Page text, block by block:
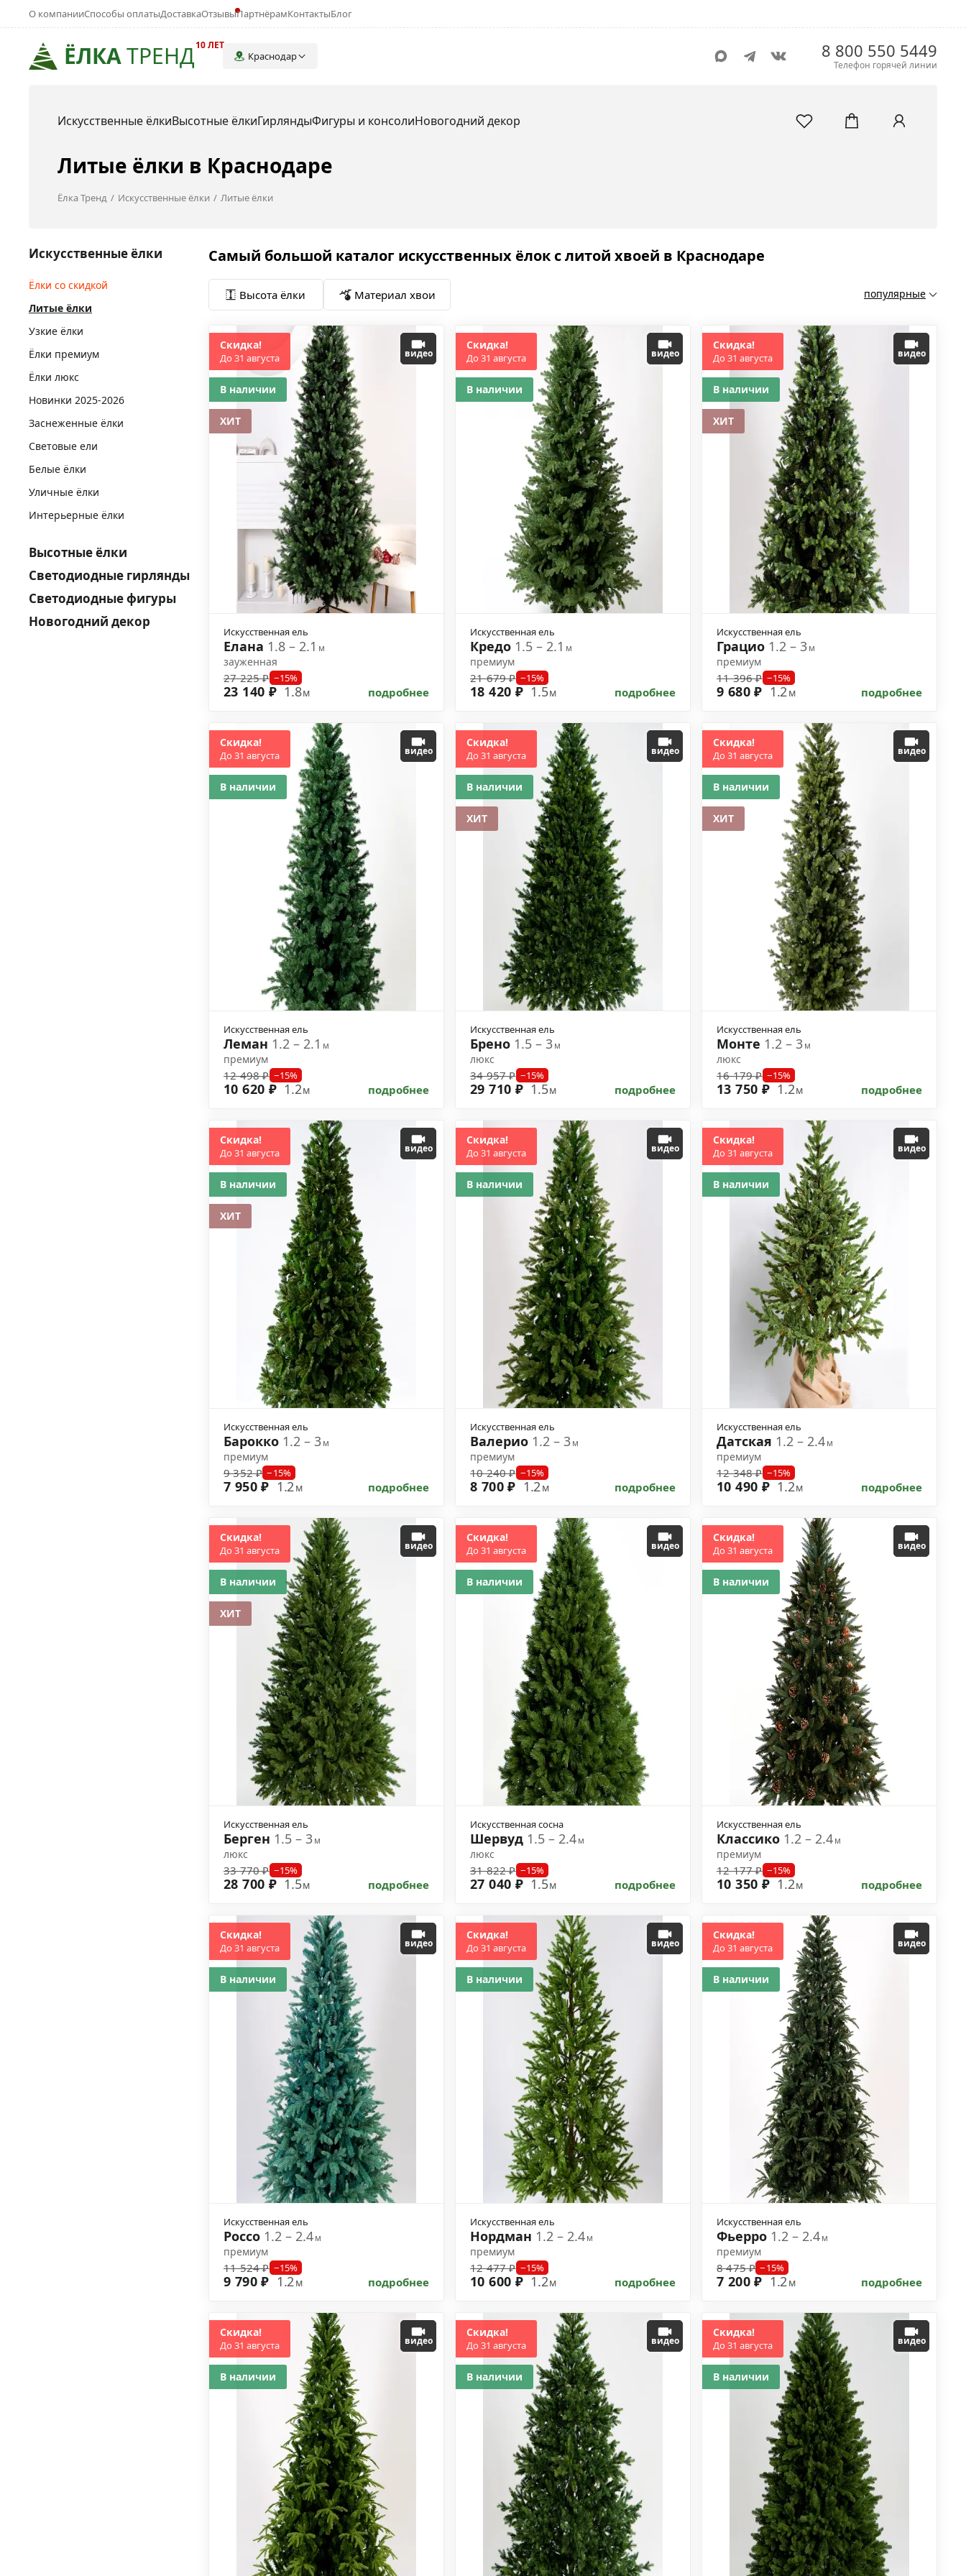
ЁЛКАТРЕНД10 ЛЕТ
Краснодар
О компанииСпособы оплатыДоставкаОтзывыПартнёрамКонтактыБлог
8 800 550 5449
Телефон горячей линии
Искусственные ёлкиВысотные ёлкиГирляндыФигуры и консолиНовогодний декор
Литые ёлки в Краснодаре
Ёлка Тренд Искусственные ёлки Литые ёлки
Искусственные ёлки
Ёлки со скидкой
Литые ёлки
Узкие ёлки
Ёлки премиум
Ёлки люкс
Новинки 2025-2026
Заснеженные ёлки
Световые ели
Белые ёлки
Уличные ёлки
Интерьерные ёлки
Высотные ёлки
Светодиодные гирлянды
Светодиодные фигуры
Новогодний декор
Самый большой каталог искусственных ёлок с литой хвоей в Краснодаре
Высота ёлки Материал хвои популярные
видео
Искусственная ель
Елана 1.8 – 2.1м
зауженная
27 225 ₽ −15%
23 140 ₽ 1.8м подробнее
Скидка!
До 31 августа
В наличии
ХИТ
видео
Искусственная ель
Кредо 1.5 – 2.1м
премиум
21 679 ₽ −15%
18 420 ₽ 1.5м подробнее
Скидка!
До 31 августа
В наличии
видео
Искусственная ель
Грацио 1.2 – 3м
премиум
11 396 ₽ −15%
9 680 ₽ 1.2м подробнее
Скидка!
До 31 августа
В наличии
ХИТ
видео
Искусственная ель
Леман 1.2 – 2.1м
премиум
12 498 ₽ −15%
10 620 ₽ 1.2м подробнее
Скидка!
До 31 августа
В наличии
видео
Искусственная ель
Брено 1.5 – 3м
люкс
34 957 ₽ −15%
29 710 ₽ 1.5м подробнее
Скидка!
До 31 августа
В наличии
ХИТ
видео
Искусственная ель
Монте 1.2 – 3м
люкс
16 179 ₽ −15%
13 750 ₽ 1.2м подробнее
Скидка!
До 31 августа
В наличии
ХИТ
видео
Искусственная ель
Барокко 1.2 – 3м
премиум
9 352 ₽ −15%
7 950 ₽ 1.2м подробнее
Скидка!
До 31 августа
В наличии
ХИТ
видео
Искусственная ель
Валерио 1.2 – 3м
премиум
10 240 ₽ −15%
8 700 ₽ 1.2м подробнее
Скидка!
До 31 августа
В наличии
видео
Искусственная ель
Датская 1.2 – 2.4м
премиум
12 348 ₽ −15%
10 490 ₽ 1.2м подробнее
Скидка!
До 31 августа
В наличии
видео
Искусственная ель
Берген 1.5 – 3м
люкс
33 770 ₽ −15%
28 700 ₽ 1.5м подробнее
Скидка!
До 31 августа
В наличии
ХИТ
видео
Искусственная сосна
Шервуд 1.5 – 2.4м
люкс
31 822 ₽ −15%
27 040 ₽ 1.5м подробнее
Скидка!
До 31 августа
В наличии
видео
Искусственная ель
Классико 1.2 – 2.4м
премиум
12 177 ₽ −15%
10 350 ₽ 1.2м подробнее
Скидка!
До 31 августа
В наличии
видео
Искусственная ель
Россо 1.2 – 2.4м
премиум
11 524 ₽ −15%
9 790 ₽ 1.2м подробнее
Скидка!
До 31 августа
В наличии
видео
Искусственная ель
Нордман 1.2 – 2.4м
премиум
12 477 ₽ −15%
10 600 ₽ 1.2м подробнее
Скидка!
До 31 августа
В наличии
видео
Искусственная ель
Фьерро 1.2 – 2.4м
премиум
8 475 ₽ −15%
7 200 ₽ 1.2м подробнее
Скидка!
До 31 августа
В наличии
видео
Скидка!
До 31 августа
В наличии
видео
Скидка!
До 31 августа
В наличии
видео
Скидка!
До 31 августа
В наличии